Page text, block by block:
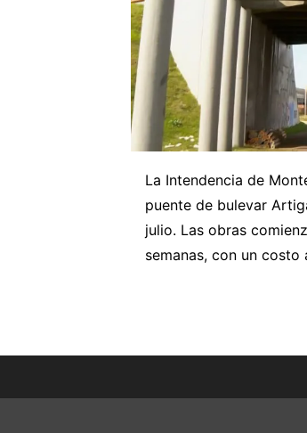
La Intendencia de
puente de bulevar
julio. Las obras
semanas, con un